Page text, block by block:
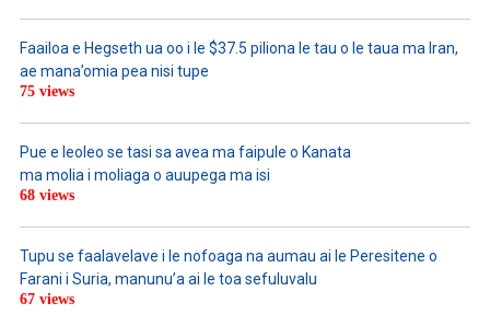
Faailoa e Hegseth ua oo i le $37.5 piliona le tau o le taua ma Iran,
ae mana’omia pea nisi tupe
75 views
Pue e leoleo se tasi sa avea ma faipule o Kanata
ma molia i moliaga o auupega ma isi
68 views
Tupu se faalavelave i le nofoaga na aumau ai le Peresitene o
Farani i Suria, manunu’a ai le toa sefuluvalu
67 views